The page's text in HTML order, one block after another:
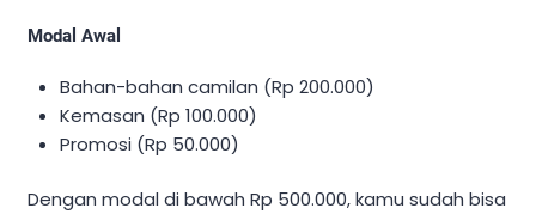
Modal Awal
Bahan-bahan camilan (Rp 200.000)
Kemasan (Rp 100.000)
Promosi (Rp 50.000)
Dengan modal di bawah Rp 500.000, kamu sudah bisa